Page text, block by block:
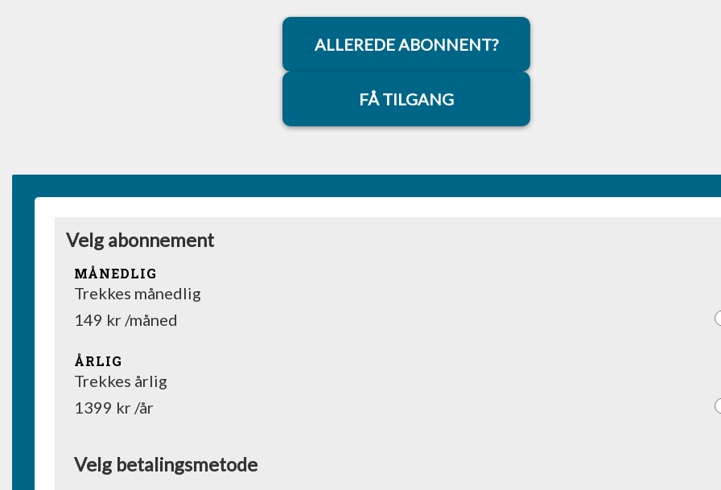
ALLEREDE ABONNENT?
FÅ TILGANG
Velg abonnement
MÅNEDLIG
Trekkes månedlig
149 kr /måned
ÅRLIG
Trekkes årlig
1399 kr /år
Velg betalingsmetode